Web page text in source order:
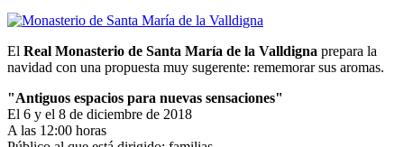
El Real Monasterio de Santa María de la Valldigna prepara la
navidad con una propuesta muy sugerente: rememorar sus aromas.
"Antiguos espacios para nuevas sensaciones"
El 6 y el 8 de diciembre de 2018
A las 12:00 horas